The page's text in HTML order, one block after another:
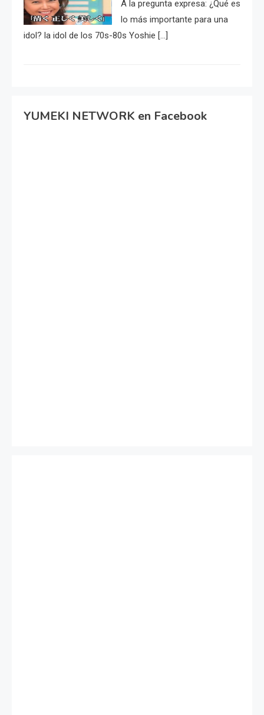
A la pregunta expresa: ¿Qué es
lo más importante para una
idol? la idol de los 70s-80s Yoshie […]
YUMEKI NETWORK en Facebook